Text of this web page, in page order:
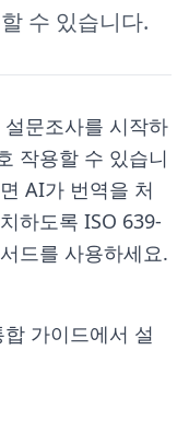
수 있습니다.
문조사를 시작하
작용할 수 있습니
AI가 번역을 처
하도록 ISO 639-
드를 사용하세요.
합 가이드에서 설